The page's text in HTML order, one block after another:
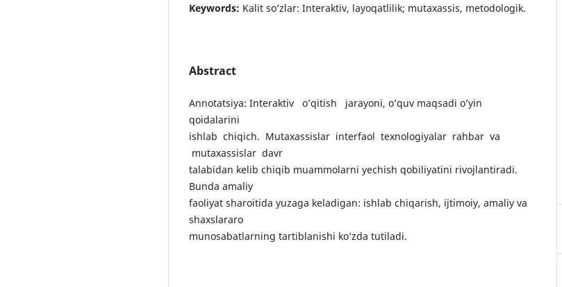
Keywords: Kalit so’zlar: Interaktiv, layoqatlilik; mutaxassis, metodologik.
Abstract
Annotatsiya: Interaktiv o’qitish jarayoni, o’quv maqsadi o’yin
qoidalarini
ishlab chiqich. Mutaxassislar interfaol texnologiyalar rahbar va
mutaxassislar davr
talabidan kelib chiqib muammolarni yechish qobiliyatini rivojlantiradi.
Bunda amaliy
faoliyat sharoitida yuzaga keladigan: ishlab chiqarish, ijtimoiy, amaliy va
shaxslararo
munosabatlarning tartiblanishi ko’zda tutiladi.